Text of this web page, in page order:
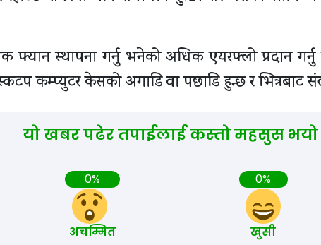
फ्यान स्थापना गर्नु भनेको अधिक एयरफ्लो प्रदान
कम्प्युटर केसको अगाडि वा पछाडि हुन्छ र भित्रबाट
यो खबर पढेर तपाईलाई कस्तो महसुस भयो
0%
अचम्मित
0%
खुसी